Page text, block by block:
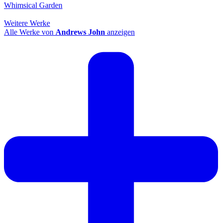
Whimsical Garden
Weitere Werke
Alle Werke von Andrews John anzeigen